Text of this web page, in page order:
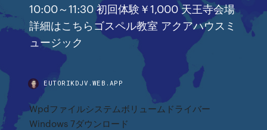
10:00～11:30 初回体験￥1,000 天王寺会場
詳細はこちらゴスペル教室 アクアハウスミ
ュージック
EUTORIKDJV.WEB.APP
Wpdファイルシステムボリュームドライバー
Windows 7ダウンロード